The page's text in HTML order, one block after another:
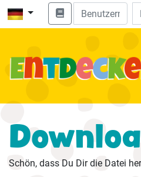
Bibel
Schön, dass Du Dir die Datei